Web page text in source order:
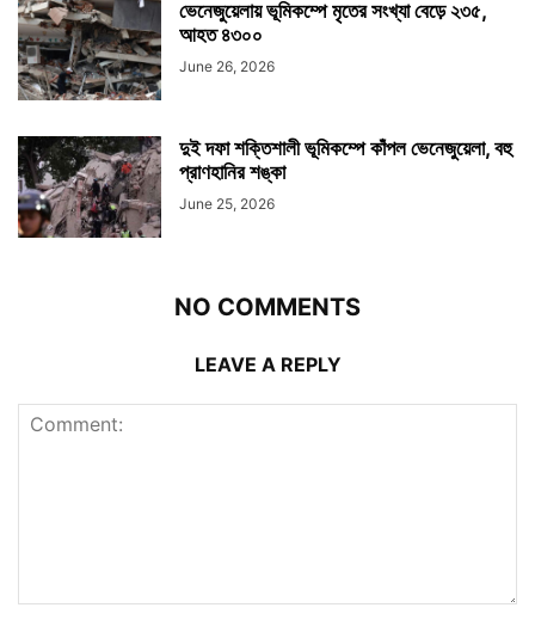
ভেনেজুয়েলায় ভূমিকম্পে মৃতের সংখ্যা বেড়ে ২৩৫,
আহত ৪৩০০
June 26, 2026
দুই দফা শক্তিশালী ভূমিকম্পে কাঁপল ভেনেজুয়েলা, বহু
প্রাণহানির শঙ্কা
June 25, 2026
NO COMMENTS
LEAVE A REPLY